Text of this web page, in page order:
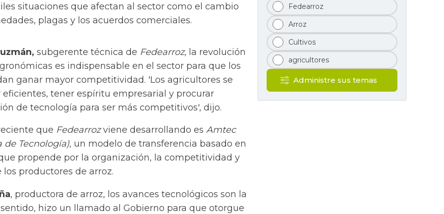
situaciones que afectan al sector como el cambio
plagas y los acuerdos comerciales.
subgerente técnica de Fedearroz, la revolución
es indispensable en el sector para que los
ganar mayor competitividad. 'Los agricultores se
tener espíritu empresarial y procurar
de tecnología para ser más competitivos', dijo.
que Fedearrozviene desarrollando es Amtec
de Tecnología), un modelo de transferencia basado en
propende por la organización, la competitividad y
productores de arroz.
, productora de arroz, los avances tecnológicos son la
hizo un llamado al Gobierno para que otorgue
Fedearroz
Arroz
Cultivos
agricultores
Administre sus temas